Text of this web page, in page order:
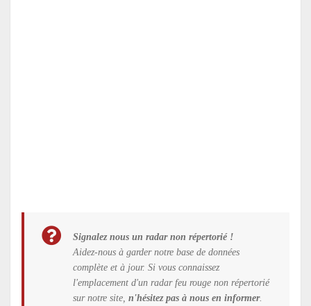
Signalez nous un radar non répertorié !
Aidez-nous à garder notre base de données
complète et à jour. Si vous connaissez
l'emplacement d'un radar feu rouge non répertorié
sur notre site, n'hésitez pas à nous en informer.